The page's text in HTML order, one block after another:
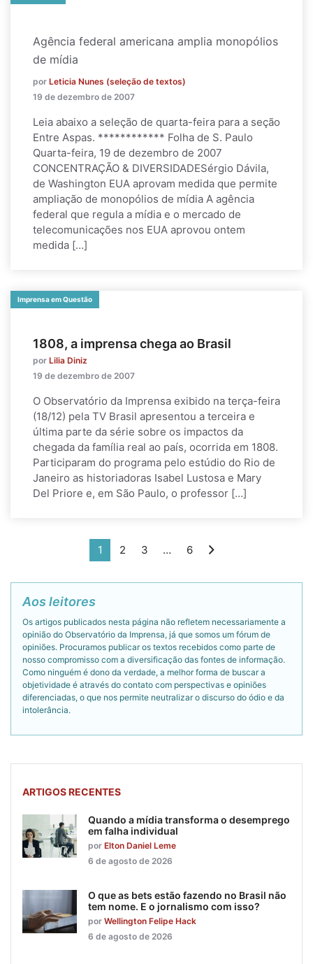
Agência federal americana amplia monopólios
de mídia
por Leticia Nunes (seleção de textos)
19 de dezembro de 2007
Leia abaixo a seleção de quarta-feira para a seção
Entre Aspas. ************ Folha de S. Paulo
Quarta-feira, 19 de dezembro de 2007
CONCENTRAÇÃO & DIVERSIDADESérgio Dávila,
de Washington EUA aprovam medida que permite
ampliação de monopólios de mídia A agência
federal que regula a mídia e o mercado de
telecomunicações nos EUA aprovou ontem
medida […]
Imprensa em Questão
1808, a imprensa chega ao Brasil
por Lilia Diniz
19 de dezembro de 2007
O Observatório da Imprensa exibido na terça-feira
(18/12) pela TV Brasil apresentou a terceira e
última parte da série sobre os impactos da
chegada da família real ao país, ocorrida em 1808.
Participaram do programa pelo estúdio do Rio de
Janeiro as historiadoras Isabel Lustosa e Mary
Del Priore e, em São Paulo, o professor […]
1 2 3 … 6
Aos leitores
Os artigos publicados nesta página não refletem necessariamente a
opinião do Observatório da Imprensa, já que somos um fórum de
opiniões. Procuramos publicar os textos recebidos como parte de
nosso compromisso com a diversificação das fontes de informação.
Como ninguém é dono da verdade, a melhor forma de buscar a
objetividade é através do contato com perspectivas e opiniões
diferenciadas, o que nos permite neutralizar o discurso do ódio e da
intolerância.
ARTIGOS RECENTES
Quando a mídia transforma o desemprego
em falha individual
por Elton Daniel Leme
6 de agosto de 2026
O que as bets estão fazendo no Brasil não
tem nome. E o jornalismo com isso?
por Wellington Felipe Hack
6 de agosto de 2026